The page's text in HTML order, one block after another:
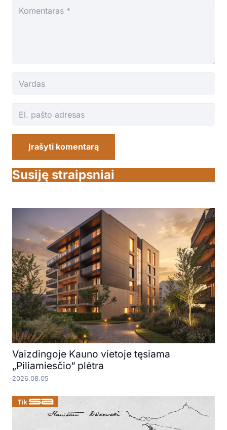
Įrašyti komentarą
Susiję straipsniai
Vaizdingoje Kauno vietoje tęsiama
„Piliamiesčio“ plėtra
2026.08.05